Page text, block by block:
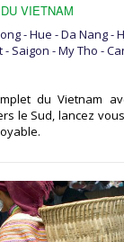
VIETNAM
- Hue - Da Nang -
- Saigon - My Tho -
du Vietnam
le Sud, lancez